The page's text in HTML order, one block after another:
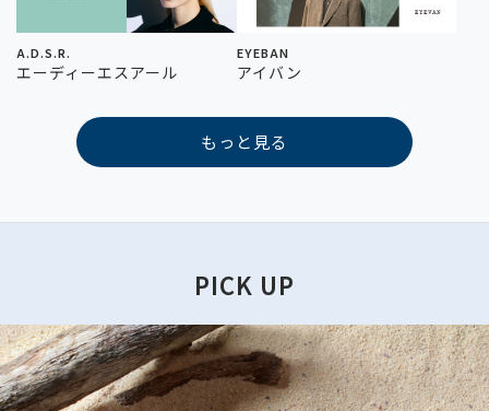
A.D.S.R.
エーディーエスアール
EYEBAN
アイバン
もっと見る
PICK UP